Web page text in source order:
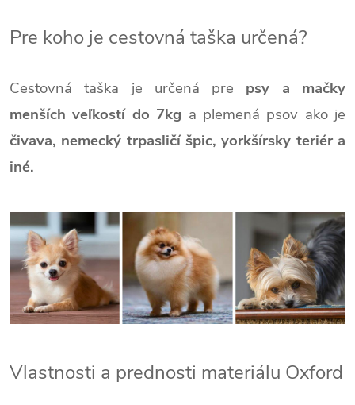
Pre koho je cestovná taška určená?
Cestovná taška je určená pre psy a mačky
menších veľkostí do 7kg a plemená psov ako je
čivava, nemecký trpasličí špic, yorkšírsky teriér a
iné.
Vlastnosti a prednosti materiálu Oxford